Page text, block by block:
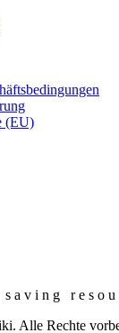
(EU)
v i n g r e s o u
Alle Rechte